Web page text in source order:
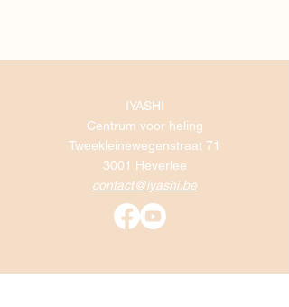
IYASHI
Centrum voor heling
Tweekleinewegenstraat 71
3001 Heverlee
contact@iyashi.be